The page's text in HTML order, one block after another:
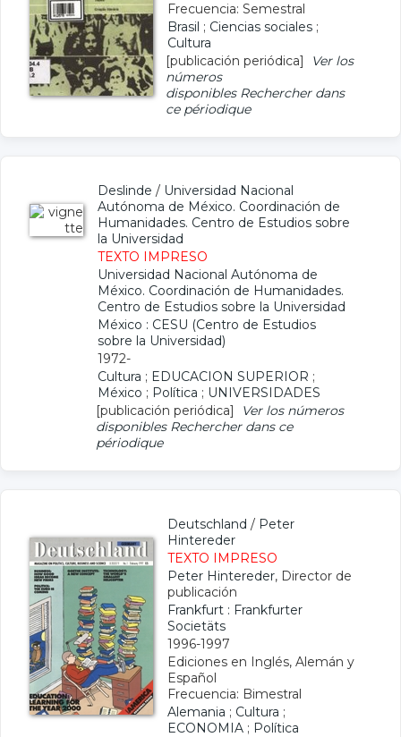
Frecuencia: Semestral
Brasil ; Ciencias sociales ;
Cultura
[publicación periódica]
Ver los
números
disponibles Rechercher dans
ce périodique
Deslinde / Universidad Nacional
Autónoma de México. Coordinación de
Humanidades. Centro de Estudios sobre
la Universidad
TEXTO IMPRESO
Universidad Nacional Autónoma de
México. Coordinación de Humanidades.
Centro de Estudios sobre la Universidad
México : CESU (Centro de Estudios
sobre la Universidad)
1972-
Cultura ; EDUCACION SUPERIOR ;
México ; Política ; UNIVERSIDADES
[publicación periódica]
Ver los números
disponibles Rechercher dans ce
périodique
Deutschland / Peter
Hintereder
TEXTO IMPRESO
Peter Hintereder, Director de
publicación
Frankfurt : Frankfurter
Societäts
1996-1997
Ediciones en Inglés, Alemán y
Español
Frecuencia: Bimestral
Alemania ; Cultura ;
ECONOMIA ; Política